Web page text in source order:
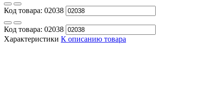
Код товара: 02038
Код товара: 02038
Характеристики К описанию товара